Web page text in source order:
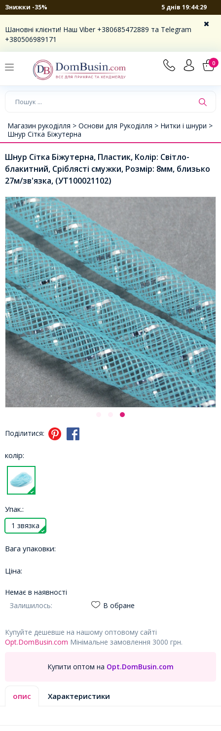
Знижки -35% 5 днів 19:44:29
Шановні клієнти! Наш Viber +380685472889 та Telegram
+380506989171
0
Магазин рукоділля > Основи для Рукоділля > Нитки і шнури >
Шнур Сітка Біжутерна
Шнур Сітка Біжутерна, Пластик, Колір: Світло-
блакитний, Сріблясті смужки, Розмір: 8мм, близько
27м/зв'язка, (УТ100021102)
Поділитися:
колір:
Упак.:
1 звязка
Вага упаковки:
Ціна:
Немає в наявності
Залишилось:
В обране
Купуйте дешевше на нашому оптовому сайті
Opt.DomBusin.com Мінімальне замовлення 3000 грн.
Купити оптом на Opt.DomBusin.com
опис Характеристики